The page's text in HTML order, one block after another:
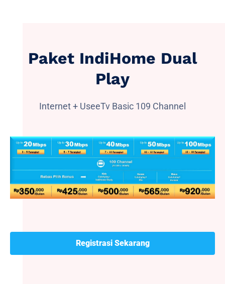
Paket IndiHome Dual
Play
Internet + UseeTv Basic 109 Channel
Registrasi Sekarang